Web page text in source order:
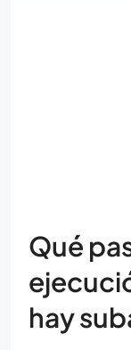
Qué
hay